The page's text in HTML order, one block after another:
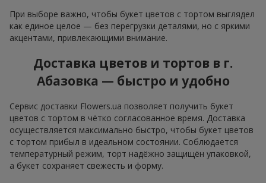
При выборе важно, чтобы букет цветов с тортом выглядел
как единое целое — без перегрузки деталями, но с яркими
акцентами, привлекающими внимание.
Доставка цветов и тортов в г.
Абазовка — быстро и удобно
Сервис доставки Flowers.ua позволяет получить букет
цветов с тортом в чётко согласованное время. Доставка
осуществляется максимально быстро, чтобы букет цветов
с тортом прибыл в идеальном состоянии. Соблюдается
температурный режим, торт надёжно защищён упаковкой,
а букет сохраняет свежесть и форму.